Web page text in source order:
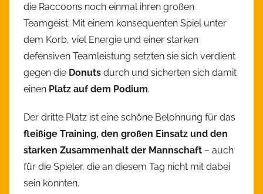
die Raccoons noch einmal ihren großen
Teamgeist. Mit einem konsequenten Spiel unter
dem Korb, viel Energie und einer starken
defensiven Teamleistung setzten sie sich verdient
gegen die Donuts durch und sicherten sich damit
einen Platz auf dem Podium.
Der dritte Platz ist eine schöne Belohnung für das
fleißige Training, den großen Einsatz und den
starken Zusammenhalt der Mannschaft – auch
für die Spieler, die an diesem Tag nicht mit dabei
sein konnten.